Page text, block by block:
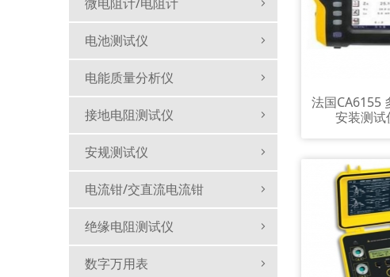
法国CA6155
安装测试
电池测试仪
电能质量分析仪
接地电阻测试仪
安规测试仪
电流钳/交直流电流钳
绝缘电阻测试仪
数字万用表